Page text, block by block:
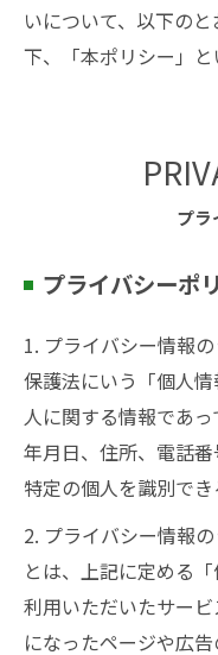
いについて、以下の
下、「本ポリシー」と
プラ
プライバシーポ
1. プライバシー情報
保護法にいう「個人
人に関する情報であ
年月日、住所、電話
特定の個人を識別でき
2. プライバシー情報
とは、上記に定める
利用いただいたサー
になったページや広